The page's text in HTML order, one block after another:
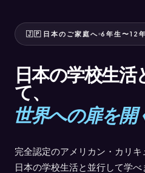
🇯🇵 日本のご家庭へ 6年生〜12
日本の学校生活
て、
世界への扉を開
完全認定のアメリカン・カリ
日本の学校生活と並行して学